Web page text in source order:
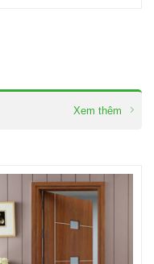
Xem thêm